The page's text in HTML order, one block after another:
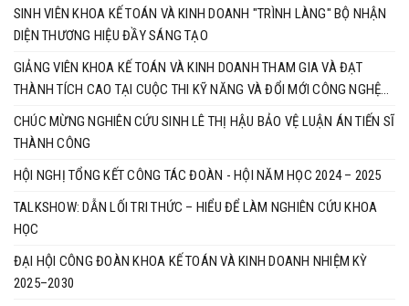
SINH VIÊN KHOA KẾ TOÁN VÀ KINH DOANH "TRÌNH LÀNG" BỘ NHẬN
DIỆN THƯƠNG HIỆU ĐẦY SÁNG TẠO
GIẢNG VIÊN KHOA KẾ TOÁN VÀ KINH DOANH THAM GIA VÀ ĐẠT
THÀNH TÍCH CAO TẠI CUỘC THI KỸ NĂNG VÀ ĐỔI MỚI CÔNG NGHỆ
BRICS 2025
CHÚC MỪNG NGHIÊN CỨU SINH LÊ THỊ HẬU BẢO VỆ LUẬN ÁN TIẾN SĨ
THÀNH CÔNG
HỘI NGHỊ TỔNG KẾT CÔNG TÁC ĐOÀN - HỘI NĂM HỌC 2024 – 2025
TALKSHOW: DẪN LỐI TRI THỨC – HIỂU ĐỂ LÀM NGHIÊN CỨU KHOA
HỌC
ĐẠI HỘI CÔNG ĐOÀN KHOA KẾ TOÁN VÀ KINH DOANH NHIỆM KỲ
2025–2030